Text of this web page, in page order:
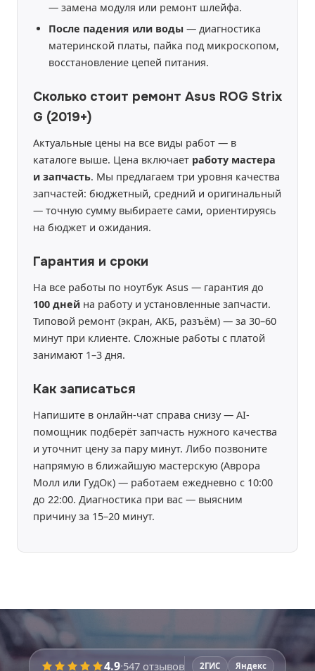
— замена модуля или ремонт шлейфа.
После падения или воды — диагностика
материнской платы, пайка под микроскопом,
восстановление цепей питания.
Сколько стоит ремонт Asus ROG Strix
G (2019+)
Актуальные цены на все виды работ — в
каталоге выше. Цена включает работу мастера
и запчасть. Мы предлагаем три уровня качества
запчастей: бюджетный, средний и оригинальный
— точную сумму выбираете сами, ориентируясь
на бюджет и ожидания.
Гарантия и сроки
На все работы по ноутбук Asus — гарантия до
100 дней на работу и установленные запчасти.
Типовой ремонт (экран, АКБ, разъём) — за 30–60
минут при клиенте. Сложные работы с платой
занимают 1–3 дня.
Как записаться
Напишите в онлайн-чат справа снизу — AI-
помощник подберёт запчасть нужного качества
и уточнит цену за пару минут. Либо позвоните
напрямую в ближайшую мастерскую (Аврора
Молл или ГудОк) — работаем ежедневно с 10:00
до 22:00. Диагностика при вас — выясним
причину за 15–20 минут.
Время работы:
4.9·547 отзывов 2ГИС Яндекс